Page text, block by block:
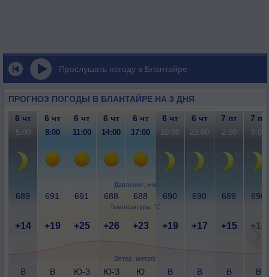
Прослушать погоду в Блантайре
ПРОГНОЗ ПОГОДЫ В БЛАНТАЙРЕ НА 3 ДНЯ
Давление, мм
Температура, °C
Ветер, метр/с
6 чт 6 чт 6 чт 6 чт 6 чт 6 чт 6 чт 7 пт 7 пт
5:00 8:00 11:00 14:00 17:00 20:00 23:00 2:00 5:00
689 691 691 688 688 690 690 689 690
+14 +19 +25 +26 +23 +19 +17 +15 +15
В
В
Ю-З
Ю-З
Ю
В
В
В
В